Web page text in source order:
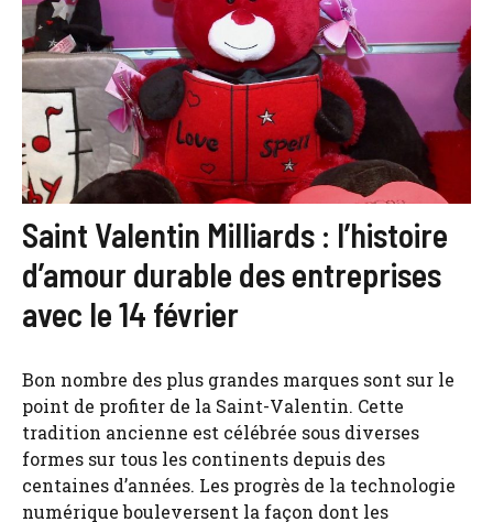
Saint Valentin Milliards : l’histoire
d’amour durable des entreprises
avec le 14 février
Bon nombre des plus grandes marques sont sur le
point de profiter de la Saint-Valentin. Cette
tradition ancienne est célébrée sous diverses
formes sur tous les continents depuis des
centaines d’années. Les progrès de la technologie
numérique bouleversent la façon dont les